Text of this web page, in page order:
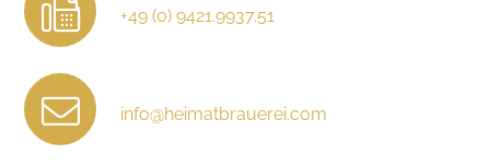
+49 (0) 9421.9937.51
info@heimatbrauerei.com